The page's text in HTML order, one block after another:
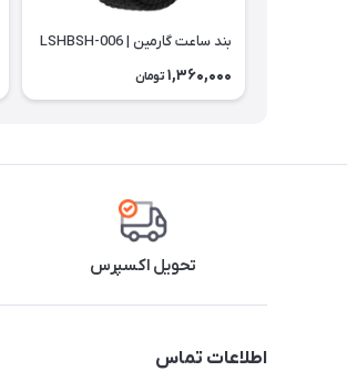
بند ساعت گارمین | LSHBSH-006
1,360,000 تومان
تحویل اکسپرس
اطلاعات تماس